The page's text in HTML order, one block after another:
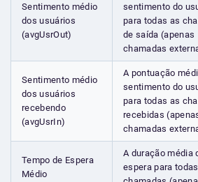
Sentimento médio
dos usuários
(avgUsrOut)
sentimento do
para todas as
de saída (apenas
chamadas
Sentimento médio
dos usuários
recebendo
(avgUsrIn)
A pontuação
sentimento do
para todas as
recebidas
chamadas
Tempo de Espera
Médio
A duração média
espera para